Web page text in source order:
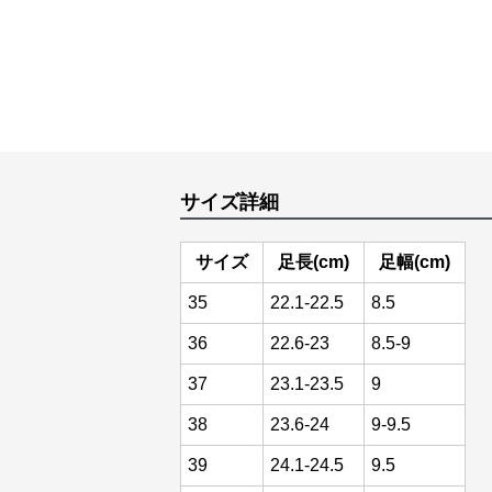
サイズ詳細
サイズ 足長(cm) 足幅(cm)
35 22.1-22.5 8.5
36 22.6-23 8.5-9
37 23.1-23.5 9
38 23.6-24 9-9.5
39 24.1-24.5 9.5